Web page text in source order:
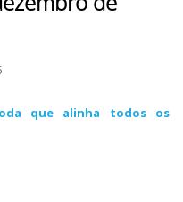
que alinha todos os